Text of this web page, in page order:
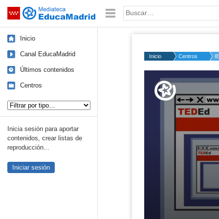
Saltar navegación Palabra o frase:
Inicio
Canal EducaMadrid
Últimos contenidos
Centros
Inicia sesión para aportar
contenidos, crear listas de
reproducción...
Iniciar sesión
Inicio Centros
50%